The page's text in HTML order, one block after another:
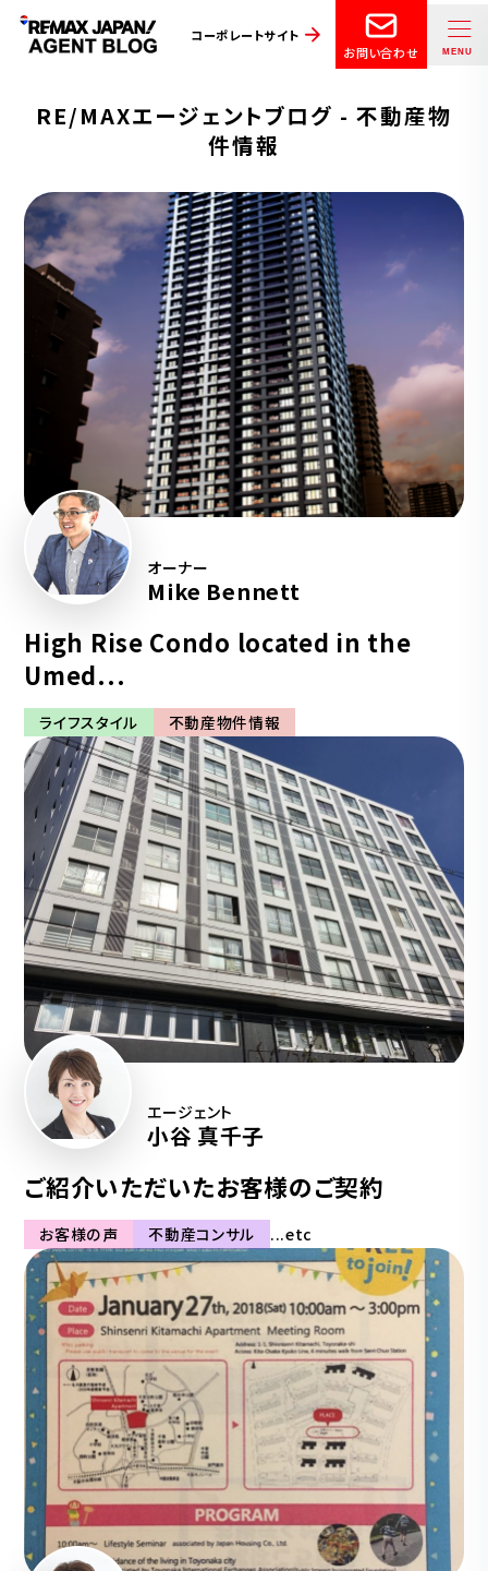
コーポレートサイト
お問い合わせ
RE/MAXエージェントブログ - 不動産物
件情報
オーナー
Mike Bennett
High Rise Condo located in the
Umed...
ライフスタイル 不動産物件情報
エージェント
小谷 真千子
ご紹介いただいたお客様のご契約
お客様の声 不動産コンサル ...etc